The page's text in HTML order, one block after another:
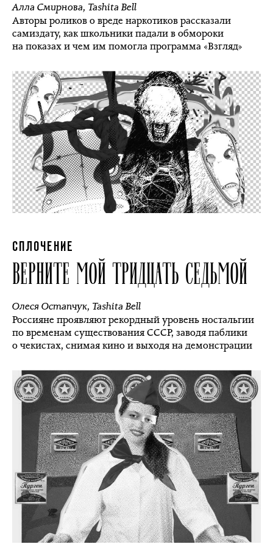
Алла Смирнова, Tashita Bell
Авторы роликов о вреде наркотиков рассказали
самиздату, как школьники падали в обмороки
на показах и чем им помогла программа «Взгляд»
СПЛОЧЕНИЕ
ВЕРНИТЕ МОЙ ТРИДЦАТЬ СЕДЬМОЙ
Олеся Остапчук, Tashita Bell
Россияне проявляют рекордный уровень ностальгии
по временам существования СССР, заводя паблики
о чекистах, снимая кино и выходя на демонстрации